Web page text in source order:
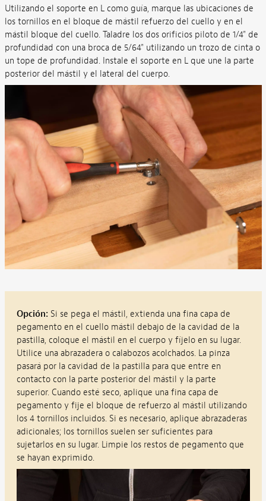
Utilizando el soporte en L como guía, marque las ubicaciones de
los tornillos en el bloque de mástil refuerzo del cuello y en el
mástil bloque del cuello. Taladre los dos orificios piloto de 1/4" de
profundidad con una broca de 5/64" utilizando un trozo de cinta o
un tope de profundidad. Instale el soporte en L que une la parte
posterior del mástil y el lateral del cuerpo.
Opción: Si se pega el mástil, extienda una fina capa de
pegamento en el cuello mástil debajo de la cavidad de la
pastilla, coloque el mástil en el cuerpo y fíjelo en su lugar.
Utilice una abrazadera o calabozos acolchados. La pinza
pasará por la cavidad de la pastilla para que entre en
contacto con la parte posterior del mástil y la parte
superior. Cuando esté seco, aplique una fina capa de
pegamento y fije el bloque de refuerzo al mástil utilizando
los 4 tornillos incluidos. Si es necesario, aplique abrazaderas
adicionales; los tornillos suelen ser suficientes para
sujetarlos en su lugar. Limpie los restos de pegamento que
se hayan exprimido.